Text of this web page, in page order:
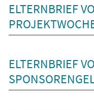
ELTERNBRIEF
ELTERNBRIEF